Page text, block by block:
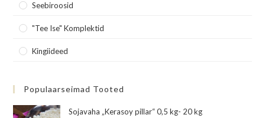
Seebiroosid
"Tee Ise" Komplektid
Kingiideed
Populaarseimad Tooted
Sojavaha „Kerasoy pillar“ 0,5 kg- 20 kg